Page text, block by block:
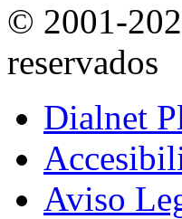
© 2001-
reservados
Dialnet
Aviso